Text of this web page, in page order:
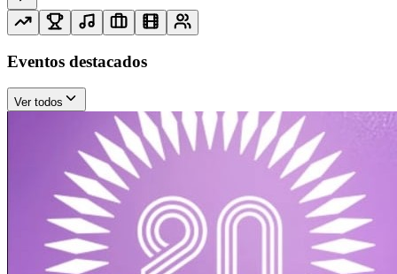
Eventos destacados
Ver todos